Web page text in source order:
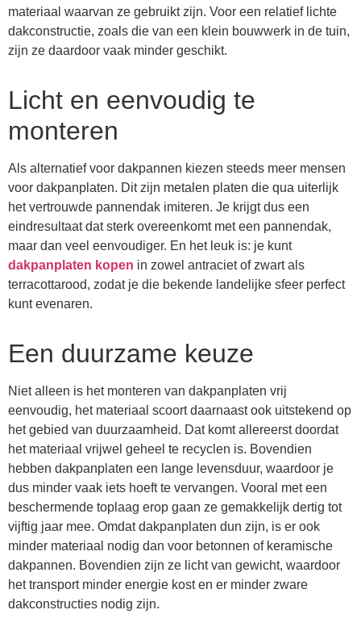
materiaal waarvan ze gebruikt zijn. Voor een relatief lichte
dakconstructie, zoals die van een klein bouwwerk in de tuin,
zijn ze daardoor vaak minder geschikt.
Licht en eenvoudig te
monteren
Als alternatief voor dakpannen kiezen steeds meer mensen
voor dakpanplaten. Dit zijn metalen platen die qua uiterlijk
het vertrouwde pannendak imiteren. Je krijgt dus een
eindresultaat dat sterk overeenkomt met een pannendak,
maar dan veel eenvoudiger. En het leuk is: je kunt
dakpanplaten kopen in zowel antraciet of zwart als
terracottarood, zodat je die bekende landelijke sfeer perfect
kunt evenaren.
Een duurzame keuze
Niet alleen is het monteren van dakpanplaten vrij
eenvoudig, het materiaal scoort daarnaast ook uitstekend op
het gebied van duurzaamheid. Dat komt allereerst doordat
het materiaal vrijwel geheel te recyclen is. Bovendien
hebben dakpanplaten een lange levensduur, waardoor je
dus minder vaak iets hoeft te vervangen. Vooral met een
beschermende toplaag erop gaan ze gemakkelijk dertig tot
vijftig jaar mee. Omdat dakpanplaten dun zijn, is er ook
minder materiaal nodig dan voor betonnen of keramische
dakpannen. Bovendien zijn ze licht van gewicht, waardoor
het transport minder energie kost en er minder zware
dakconstructies nodig zijn.